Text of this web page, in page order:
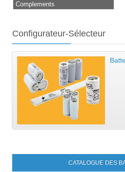
Complements
Configurateur-Sélecteur
CATALOGUE DES